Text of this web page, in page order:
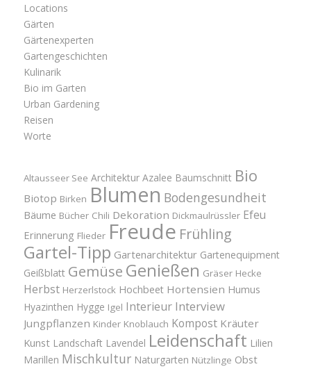
Locations
Gärten
Gärtenexperten
Gartengeschichten
Kulinarik
Bio im Garten
Urban Gardening
Reisen
Worte
Altausseer See Architektur Azalee Baumschnitt Bio
Biotop Birken Blumen Bodengesundheit
Bäume Bücher Chili Dekoration Dickmaulrüssler Efeu
Erinnerung Flieder Freude Frühling
Gartel-Tipp Gartenarchitektur Gartenequipment
Geißblatt Gemüse Genießen Gräser Hecke
Herbst Herzerlstock Hochbeet Hortensien Humus
Hyazinthen Hygge Igel Interieur Interview
Jungpflanzen Kinder Knoblauch Kompost Kräuter
Kunst Landschaft Lavendel Leidenschaft Lilien
Marillen Mischkultur Naturgarten Nützlinge Obst